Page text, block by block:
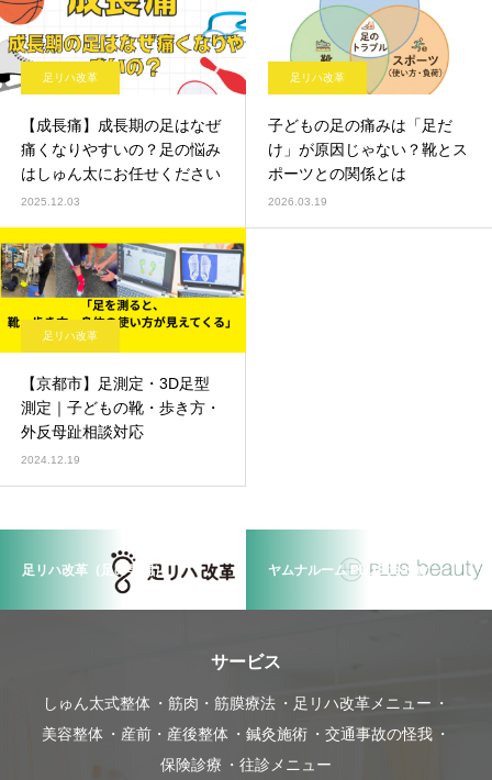
足リハ改革
【成長痛】成長期の足はなぜ
痛くなりやすいの？足の悩み
はしゅん太にお任せください
2025.12.03
足リハ改革
子どもの足の痛みは「足だ
け」が原因じゃない？靴とス
ポーツとの関係とは
2026.03.19
足リハ改革
【京都市】足測定・3D足型
測定｜子どもの靴・歩き方・
外反母趾相談対応
2024.12.19
足リハ改革（足の専門） ヤムナルーム PLUSbeauty
サービス
しゅん太式整体 筋肉・筋膜療法
足リハ改革メニュー
美容整体
産前・産後整体 鍼灸施術
交通事故の怪我
保険診療
往診メニュー